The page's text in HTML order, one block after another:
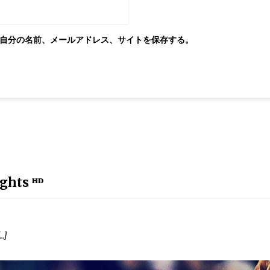
の名前、メールアドレス、サイトを保存する。
ᴴᴰ